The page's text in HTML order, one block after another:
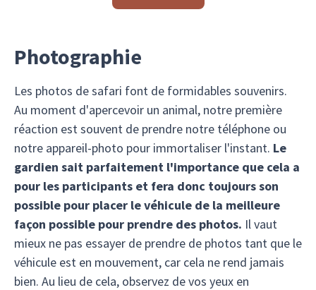
Photographie
Les photos de safari font de formidables souvenirs.
Au moment d'apercevoir un animal, notre première
réaction est souvent de prendre notre téléphone ou
notre appareil-photo pour immortaliser l'instant. Le
gardien sait parfaitement l'importance que cela a
pour les participants et fera donc toujours son
possible pour placer le véhicule de la meilleure
façon possible pour prendre des photos. Il vaut
mieux ne pas essayer de prendre de photos tant que le
véhicule est en mouvement, car cela ne rend jamais
bien. Au lieu de cela, observez de vos yeux en